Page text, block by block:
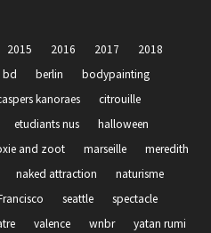
2015 2016 2017
2018
bd berlin
bodypainting
kanoraes
citrouille
etudiants nus
halloween
and zoot marseille
meredith
naked attraction
naturisme
seattle
spectacle
valence wnbr
yatan rumi